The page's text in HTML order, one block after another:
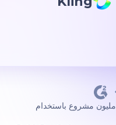
منذ عام 2013، أنشأ أكثر من 40 مليون مبدع أكثر من 120 مليون مشروع باستخدام